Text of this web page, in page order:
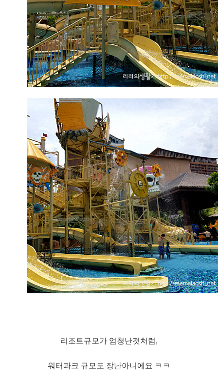
리조트규모가 엄청난것처럼,
워터파크 규모도 장난아니에요 ㅋㅋ